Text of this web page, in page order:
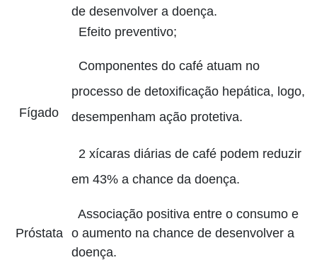
de desenvolver a doença.
Fígado
Efeito preventivo;
Componentes do café atuam no
processo de detoxificação hepática, logo,
desempenham ação protetiva.
2 xícaras diárias de café podem reduzir
em 43% a chance da doença.
Próstata
Associação positiva entre o consumo e
o aumento na chance de desenvolver a
doença.